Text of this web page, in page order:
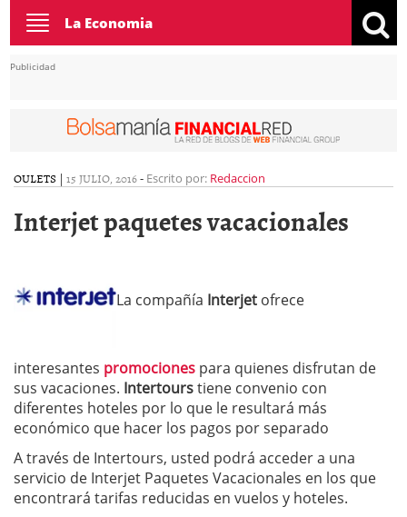
Toggle
navigation
La Economia
Publicidad
OULETS | 15 JULIO, 2016- Escrito por: Redaccion
Interjet paquetes vacacionales
La compañía Interjet ofrece
interesantes promociones para quienes disfrutan de
sus vacaciones. Intertourstiene convenio con
diferentes hoteles por lo que le resultará más
económico que hacer los pagos por separado
A través de Intertours, usted podrá acceder a una
servicio de Interjet Paquetes Vacacionales en los que
encontrará tarifas reducidas en vuelos y hoteles.